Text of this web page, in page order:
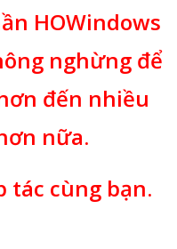
HOWindows
nghừng để
đến nhiều
nữa.
tác cùng bạn.